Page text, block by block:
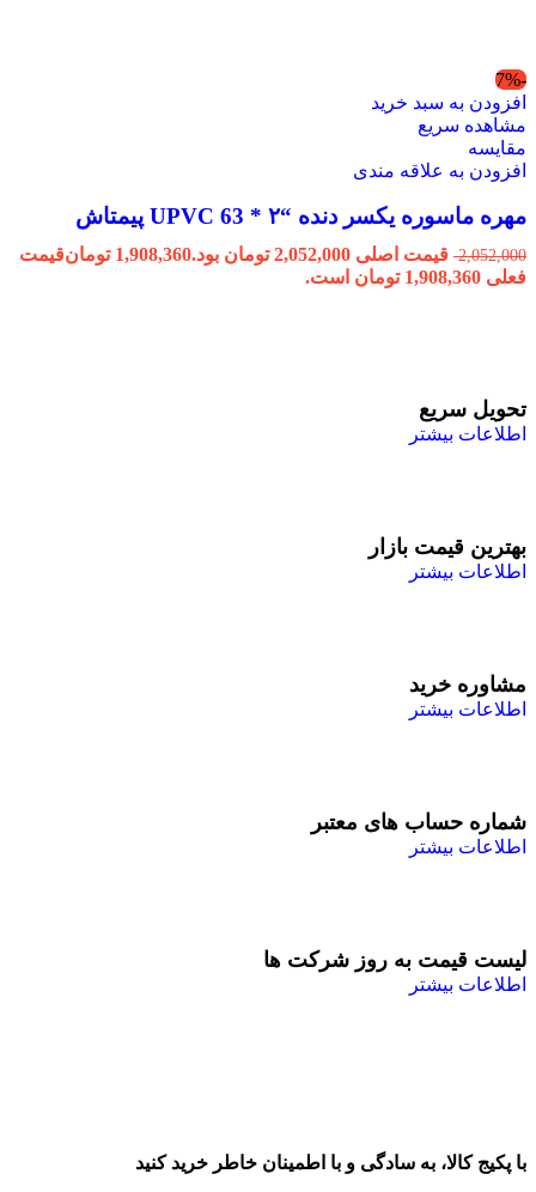
-7%
افزودن به سبد خرید
مشاهده سریع
مقایسه
افزودن به علاقه مندی
مهره ماسوره یکسر دنده “۲ * 63 UPVC پیمتاش
2,052,000 قیمت اصلی 2,052,000 تومان بود. 1,908,360 تومانقیمت
فعلی 1,908,360 تومان است.
تحویل سریع
اطلاعات بیشتر
بهترین قیمت بازار
اطلاعات بیشتر
مشاوره خرید
اطلاعات بیشتر
شماره حساب های معتبر
اطلاعات بیشتر
لیست قیمت به روز شرکت ها
اطلاعات بیشتر
با پکیج کالا، به سادگی و با اطمینان خاطر خرید کنید